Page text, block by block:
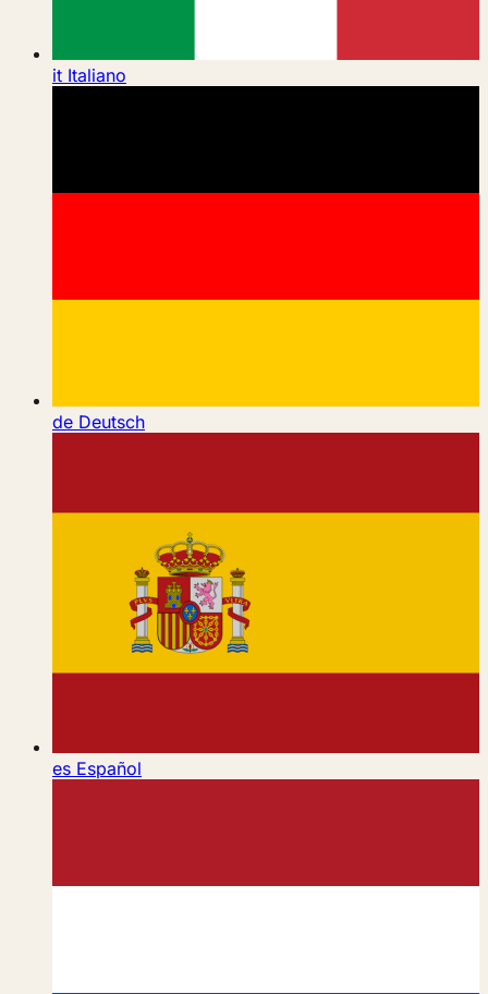
it Italiano
de Deutsch
es Español